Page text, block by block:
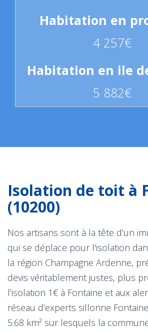
4 257€
5 882€
Isolation de toit à
(10200)
Nos artisans sont à la tête d’un
qui se déplace pour l'isolation
la région Champagne Ardenne,
devis véritablement justes, plus
l’isolation 1€ à Fontaine et aux
réseau d’experts sillonne
5.68 km² sur lesquels la